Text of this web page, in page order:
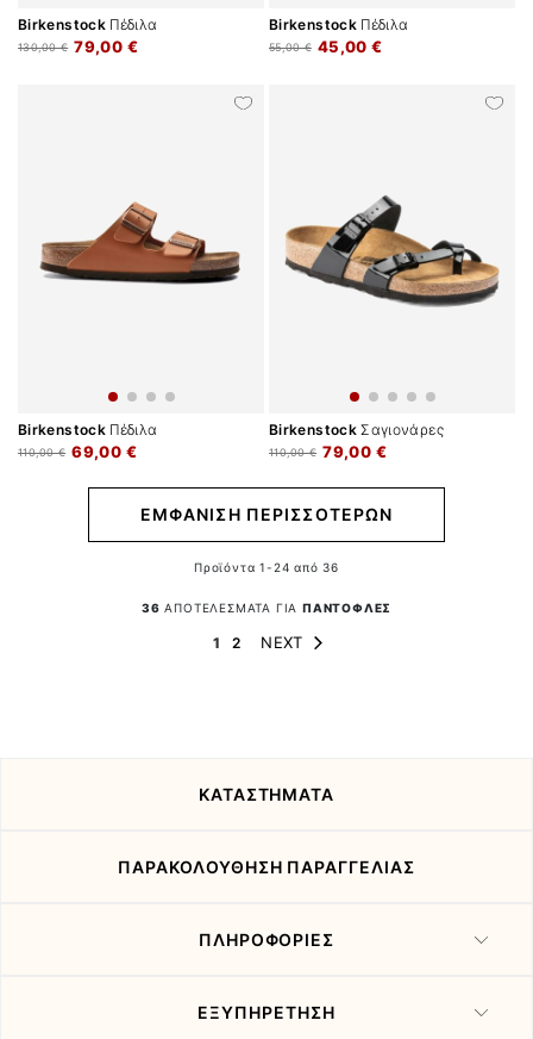
BirkenstockΠέδιλα
79,00 €
130,00 €
BirkenstockΠέδιλα
45,00 €
55,00 €
BirkenstockΠέδιλα
69,00 €
110,00 €
BirkenstockΣαγιονάρες
79,00 €
110,00 €
ΕΜΦΑΝΙΣΗ ΠΕΡΙΣΣΟΤΕΡΩΝ
Προϊόντα1-24 από36
36 ΑΠΟΤΕΛΕΣΜΑΤΑ ΓΙΑ ΠΑΝΤΟΦΛΕΣ
You're currently reading page
1 Page
2 Page
NEXT
ΚΑΤΑΣΤΗΜΑΤΑ
ΠΑΡΑΚΟΛΟΥΘΗΣΗ ΠΑΡΑΓΓΕΛΙΑΣ
ΠΛΗΡΟΦΟΡΙΕΣ
ΕΞΥΠΗΡΕΤΗΣΗ